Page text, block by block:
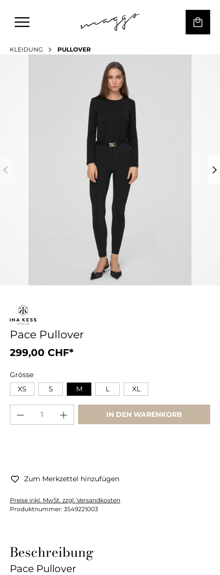
KLEIDUNG PULLOVER
Pace Pullover
299,00 CHF*
Grösse
XS
S M L XL
IN DEN WARENKORB
Zum Merkzettel hinzufügen
Preise inkl. MwSt. zzgl. Versandkosten
Produktnummer: 3549221003
Beschreibung
Pace Pullover